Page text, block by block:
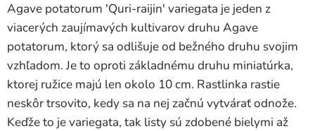
Agave potatorum 'Quri-raijin' variegata je jeden z
viacerých zaujímavých kultivarov druhu Agave
potatorum, ktorý sa odlišuje od bežného druhu svojim
vzhľadom. Je to oproti základnému druhu miniatúrka,
ktorej ružice majú len okolo 10 cm. Rastlinka rastie
neskôr trsovito, kedy sa na nej začnú vytvárať odnože.
Keďže to je variegata, tak listy sú zdobené bielymi až